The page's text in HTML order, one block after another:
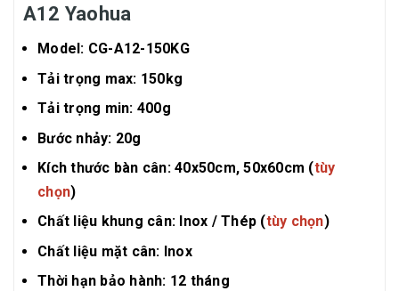
A12 Yaohua
Model: CG-A12-150KG
Tải trọng max: 150kg
Tải trọng min: 400g
Bước nhảy: 20g
Kích thước bàn cân: 40x50cm, 50x60cm (tùy
chọn)
Chất liệu khung cân: Inox / Thép (tùy chọn)
Chất liệu mặt cân: Inox
Thời hạn bảo hành: 12 tháng